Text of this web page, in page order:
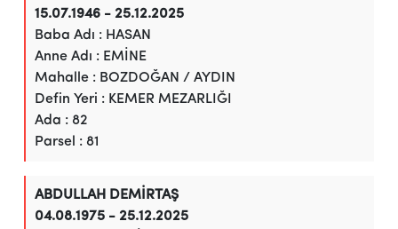
15.07.1946 - 25.12.2025
Baba Adı : HASAN
Anne Adı : EMİNE
Mahalle : BOZDOĞAN / AYDIN
Defin Yeri : KEMER MEZARLIĞI
Ada : 82
Parsel : 81
ABDULLAH DEMİRTAŞ
04.08.1975 - 25.12.2025